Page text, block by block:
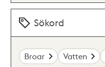
Sökord
Broar Vatten